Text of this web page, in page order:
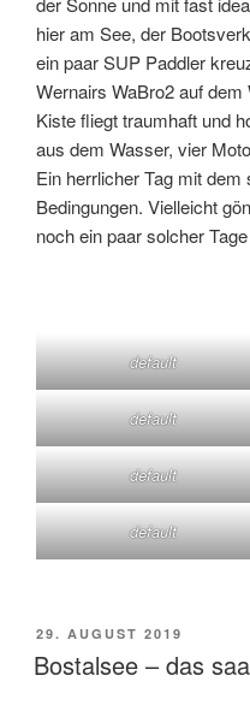
hier am See, der
ein paar SUP Paddler
Wernairs WaBro2 auf
Kiste fliegt traumhaft und
aus dem Wasser, vier
Ein herrlicher Tag mit
Bedingungen. Vielleicht
noch ein paar solcher
default
default
default
default
VERÖFFENTLICHT
AM
29. AUGUST 2019
Bostalsee – das